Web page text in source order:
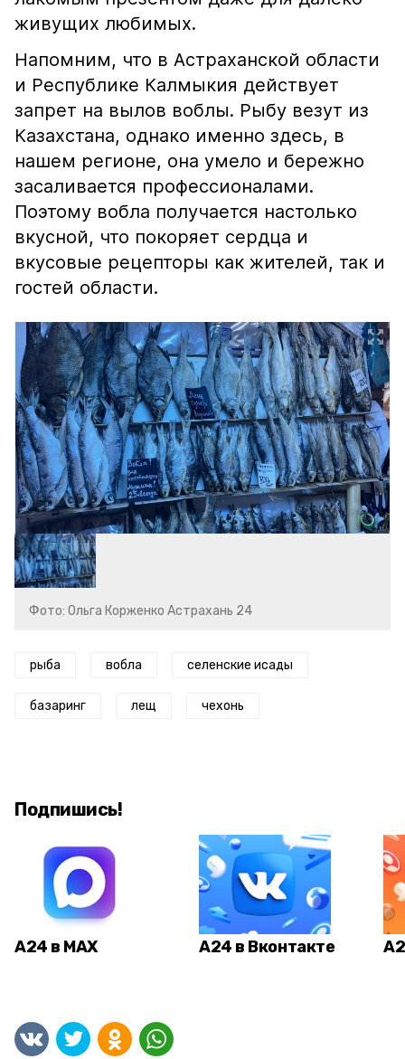
живущих любимых.
Напомним, что в Астраханской области
и Республике Калмыкия действует
запрет на вылов воблы. Рыбу везут из
Казахстана, однако именно здесь, в
нашем регионе, она умело и бережно
засаливается профессионалами.
Поэтому вобла получается настолько
вкусной, что покоряет сердца и
вкусовые рецепторы как жителей, так и
гостей области.
Фото: Ольга Корженко Астрахань 24
рыба вобла селенские исады
базаринг лещ чехонь
Подпишись!
А24 в MAX А24 в Вконтакте